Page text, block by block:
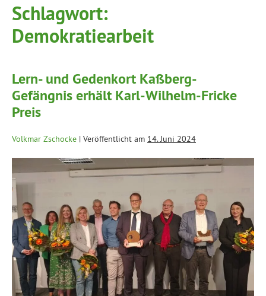
Schlagwort:
Demokratiearbeit
Lern- und Gedenkort Kaßberg-
Gefängnis erhält Karl-Wilhelm-Fricke
Preis
Volkmar Zschocke | Veröffentlicht am 14. Juni 2024